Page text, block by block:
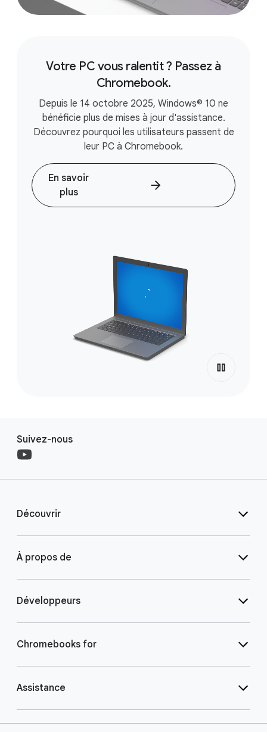
Votre PC vous ralentit ? Passez à
Chromebook.
Depuis le 14 octobre 2025, Windows® 10 ne
bénéficie plus de mises à jour d'assistance.
Découvrez pourquoi les utilisateurs passent de
leur PC à Chromebook.
En savoir
plus
Suivez-nous
Découvrir
À propos de
Développeurs
Chromebooks for
Assistance